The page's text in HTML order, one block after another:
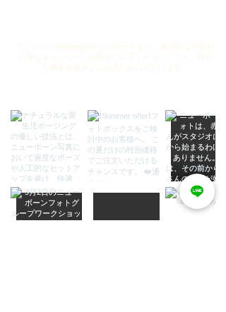
ラミンキのInstagramをフォローすると、魅力的な写真や
お得なキャンペーン情報をいち早くチェックでき、特別
な機会を逃さずにお楽しみいただけます。